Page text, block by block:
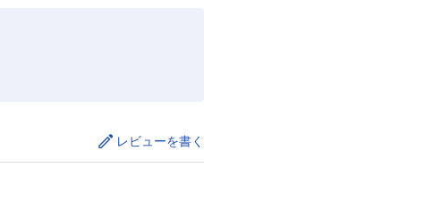
レビューを書く